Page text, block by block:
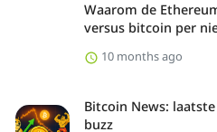
Waarom de
versus bitcoin per
10 months ago
Bitcoin News:
buzz